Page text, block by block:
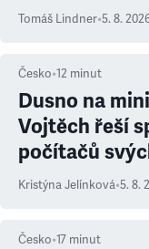
Tomáš Lindner•5. 8.
Česko•12 minut
Dusno na
Vojtěch řeší
počítačů
Kristýna Jelínková•5. 8.
Česko•17 minut